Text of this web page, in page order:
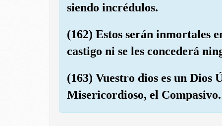
siendo incrédulos.
(162) Estos serán inmortales
castigo ni se les concederá
(163) Vuestro dios es un Dios
Misericordioso, el Compasivo.